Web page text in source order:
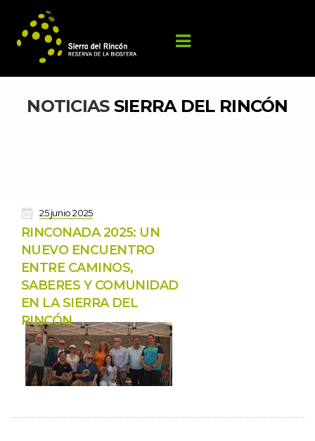
NOTICIAS SIERRA DEL RINCÓN
25 junio 2025
RINCONADA 2025: UN
NUEVO ENCUENTRO
ENTRE CAMINOS,
SABERES Y COMUNIDAD
EN LA SIERRA DEL
RINCÓN